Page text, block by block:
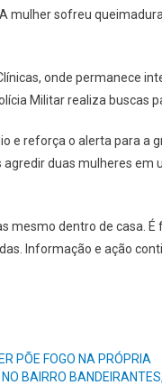
mulher sofreu
onde permanece
Militar realiza buscas
e reforça o alerta para a
duas mulheres em
mesmo dentro de casa.
Informação e ação
PÕE FOGO NA PRÓPRIA
BAIRRO BANDEIRANTES,